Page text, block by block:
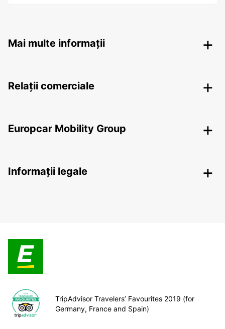
Mai multe informații
Relații comerciale
Europcar Mobility Group
Informații legale
TripAdvisor Travelers’ Favourites 2019 (for
Germany, France and Spain)